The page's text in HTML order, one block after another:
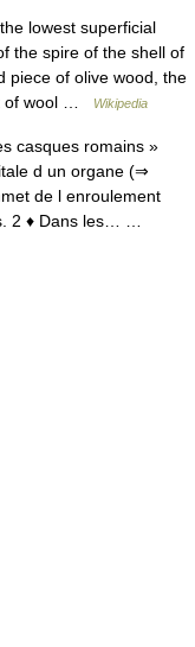
lowest superficial
the spire of the shell of
piece of olive wood, the
of wool …
Wikipedia
casques romains »
d un organe (⇒
de l enroulement
2 ♦ Dans les… …